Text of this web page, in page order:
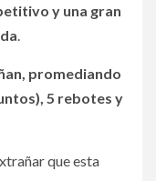
y una gran
.
promediando
5 rebotes y
que esta